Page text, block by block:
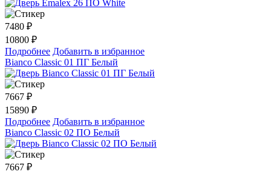
7480 ₽
10800 ₽
Подробнее Добавить в избранное
Bianco Classic 01 ПГ Белый
7667 ₽
15890 ₽
Подробнее Добавить в избранное
Bianco Classic 02 ПО Белый
7667 ₽